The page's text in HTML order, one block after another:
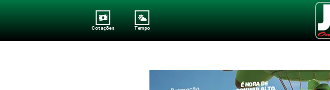
Cotações Tempo